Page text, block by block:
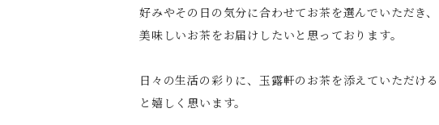
好みやその日の気分に合わせてお茶を選んでいただき、
美味しいお茶をお届けしたいと思っております。
日々の生活の彩りに、玉露軒のお茶を添えていただける
と嬉しく思います。